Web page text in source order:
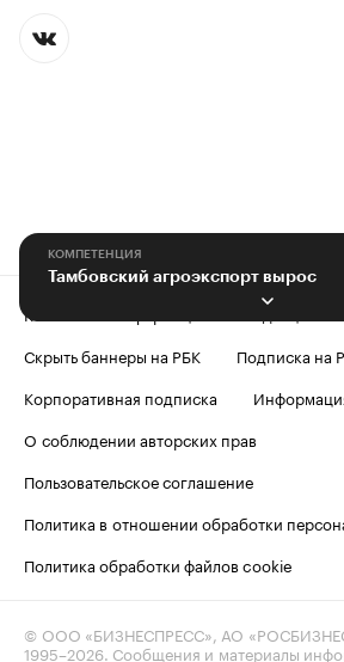
КОМПЕТЕНЦИЯ
Тамбовский агроэкспорт вырос
Контактная информация
Редакция
Скрыть баннеры на РБК
Подписка на
Корпоративная подписка
О соблюдении авторских прав
Пользовательское соглашение
Политика в отношении обработки
Политика обработки файлов cookie
© ООО «БИЗНЕСПРЕСС», АО
1995–2026 . Сообщения и материалы